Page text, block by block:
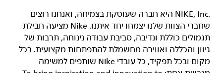
‏NIKE, Inc.‎ היא חברה שעוסקת בצמיחה, ואנחנו רוצים
שחברי הצוות שלנו יצמחו יחד איתנו. Nike מציעה חבילת
תגמולים כוללת ונדיבה, סביבת עבודה נינוחה, תרבות של
גיוון והכללה ואווירה מחשמלת להתפתחות מקצועית. בכל
מקום ובכל תפקיד, כל עובדי Nike שותפים למשימה